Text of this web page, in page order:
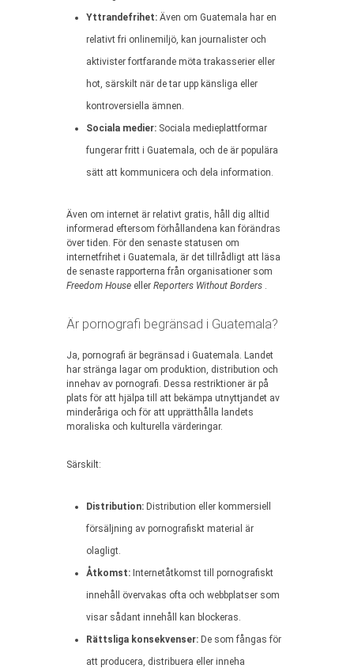
Yttrandefrihet: Även om Guatemala har en
relativt fri onlinemiljö, kan journalister och
aktivister fortfarande möta trakasserier eller
hot, särskilt när de tar upp känsliga eller
kontroversiella ämnen.
Sociala medier: Sociala medieplattformar
fungerar fritt i Guatemala, och de är populära
sätt att kommunicera och dela information.
Även om internet är relativt gratis, håll dig alltid
informerad eftersom förhållandena kan förändras
över tiden. För den senaste statusen om
internetfrihet i Guatemala, är det tillrådligt att läsa
de senaste rapporterna från organisationer som
Freedom House eller Reporters Without Borders .
Är pornografi begränsad i Guatemala?
Ja, pornografi är begränsad i Guatemala. Landet
har stränga lagar om produktion, distribution och
innehav av pornografi. Dessa restriktioner är på
plats för att hjälpa till att bekämpa utnyttjandet av
minderåriga och för att upprätthålla landets
moraliska och kulturella värderingar.
Särskilt:
Distribution: Distribution eller kommersiell
försäljning av pornografiskt material är
olagligt.
Åtkomst: Internetåtkomst till pornografiskt
innehåll övervakas ofta och webbplatser som
visar sådant innehåll kan blockeras.
Rättsliga konsekvenser: De som fångas för
att producera, distribuera eller inneha